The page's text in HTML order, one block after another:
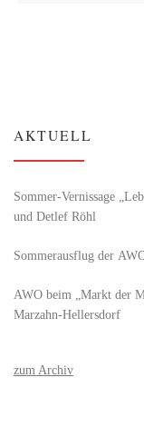
AKTUELL
Sommer-Vernissage
und Detlef Röhl
Sommerausflug der
AWO beim „Markt der
Marzahn-Hellersdorf
zum Archiv